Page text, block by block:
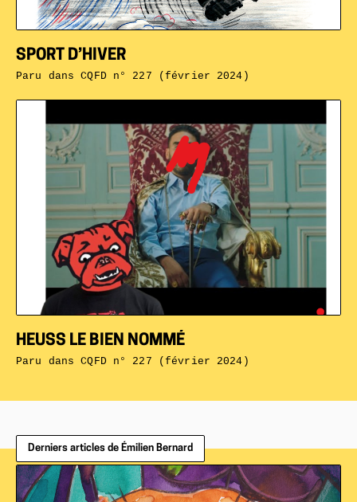
HEUSS LE BIEN NOMMÉ
Paru dansCQFD n° 227 (février 2024)
SPORT D’HIVER
Paru dansCQFD n° 227 (février 2024)
Derniers articles de Émilien Bernard